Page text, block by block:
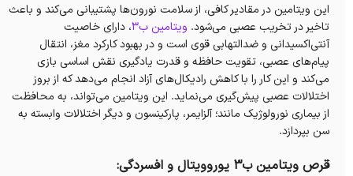
این ویتامین در مقادیر کافی، از سلامت نورون‌ها پشتیبانی‌ می‌کند و باعث‌
تاخیر در تخریب عصبی می‌شود. ویتامین ب۳ ، دارای خاصیت
آنتی‌اکسیدانی و ضدالتهابی قوی است و در بهبود کارکرد مغز، انتقال
پیام‌های عصبی، تقویت حافظه‌ و قدرت یادگیری نقش اساسی بازی
می‌کند و‌ این کار را با کاهش رادیکال‌های آزاد انجام می‌دهد که از بروز
اختلالات عصبی پیش‌گیری می‌نماید. این ویتامین می‌تواند، به محافظت
از بیماری نورولوژیک مانند؛ آلزایمر، پارکینسون و دیگر اختلالات وابسته به
سن بپردازد.
قرص ویتامین ب۳ یوروویتال و افسردگی: